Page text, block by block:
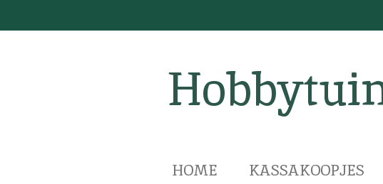
direct
HOME KASSAKOOPJES